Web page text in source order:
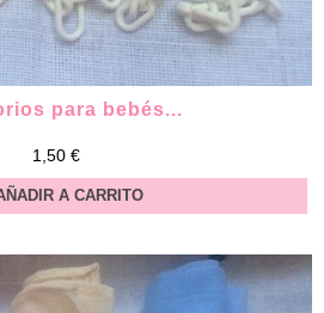
para bebés...
1,50 €
A CARRITO